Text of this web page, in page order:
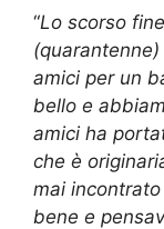
“Lo scorso
amici per un
bello e
amici ha
che è
mai
bene e